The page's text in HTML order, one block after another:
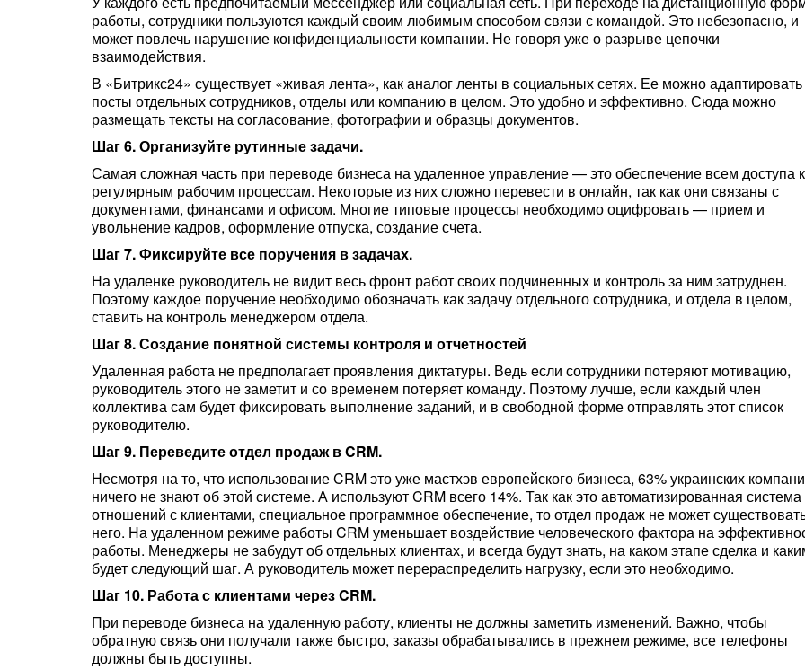
работы, сотрудники пользуются каждый своим любимым способом связи с командой. Это небезопасно, и
может повлечь нарушение конфиденциальности компании. Не говоря уже о разрыве цепочки
взаимодействия.
В «Битрикс24» существует «живая лента», как аналог ленты в социальных сетях. Ее можно
посты отдельных сотрудников, отделы или компанию в целом. Это удобно и эффективно. Сюда можно
размещать тексты на согласование, фотографии и образцы документов.
Шаг 6. Организуйте рутинные задачи.
Самая сложная часть при переводе бизнеса на удаленное управление — это обеспечение всем доступа к
регулярным рабочим процессам. Некоторые из них сложно перевести в онлайн, так как они связаны с
документами, финансами и офисом. Многие типовые процессы необходимо оцифровать — прием и
увольнение кадров, оформление отпуска, создание счета.
Шаг 7. Фиксируйте все поручения в задачах.
На удаленке руководитель не видит весь фронт работ своих подчиненных и контроль за ним затруднен.
Поэтому каждое поручение необходимо обозначать как задачу отдельного сотрудника, и отдела в целом,
ставить на контроль менеджером отдела.
Шаг 8. Создание понятной системы контроля и отчетностей
Удаленная работа не предполагает проявления диктатуры. Ведь если сотрудники потеряют мотивацию,
руководитель этого не заметит и со временем потеряет команду. Поэтому лучше, если каждый член
коллектива сам будет фиксировать выполнение заданий, и в свободной форме отправлять этот список
руководителю.
Шаг 9. Переведите отдел продаж в CRM.
Несмотря на то, что использование CRM это уже мастхэв европейского бизнеса, 63% украинских
ничего не знают об этой системе. А используют CRM всего 14%. Так как это автоматизированная система
отношений с клиентами, специальное программное обеспечение, то отдел продаж не может
него. На удаленном режиме работы CRM уменьшает воздействие человеческого фактора на
работы. Менеджеры не забудут об отдельных клиентах, и всегда будут знать, на каком этапе сделка и
будет следующий шаг. А руководитель может перераспределить нагрузку, если это необходимо.
Шаг 10. Работа с клиентами через CRM.
При переводе бизнеса на удаленную работу, клиенты не должны заметить изменений. Важно, чтобы
обратную связь они получали также быстро, заказы обрабатывались в прежнем режиме, все телефоны
должны быть доступны.